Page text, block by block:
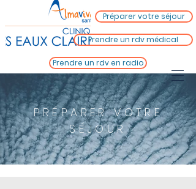
Préparer votre séjour
Prendre un rdv médical
Prendre un rdv en radio
PRÉPARER VOTRE
SÉJOUR